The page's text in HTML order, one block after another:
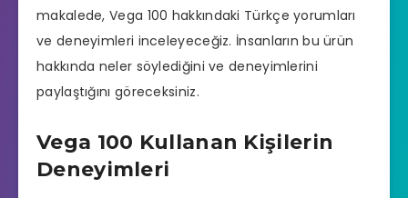
makalede, Vega 100 hakkındaki Türkçe yorumları
ve deneyimleri inceleyeceğiz. İnsanların bu ürün
hakkında neler söylediğini ve deneyimlerini
paylaştığını göreceksiniz.
Vega 100 Kullanan Kişilerin
Deneyimleri